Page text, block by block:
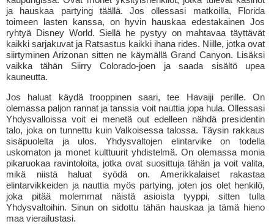
ja hauskaa partying täällä. Jos ollessasi matkoilla, Florida
toimeen lasten kanssa, on hyvin hauskaa edestakainen Jos
ryhtyä Disney World. Siellä he pystyy on mahtavaa täyttävät
kaikki sarjakuvat ja Ratsastus kaikki ihana rides. Niille, jotka ovat
siirtyminen Arizonan sitten ne käymällä Grand Canyon. Lisäksi
vaikka tähän Siirry Colorado-joen ja saada sisältö upea
kauneutta.
Jos haluat käydä trooppinen saari, tee Havaiji perille. On
olemassa paljon rannat ja tanssia voit nauttia jopa hula. Ollessasi
Yhdysvalloissa voit ei menetä out edelleen nähdä presidentin
talo, joka on tunnettu kuin Valkoisessa talossa. Täysin rakkaus
sisäpuolelta ja ulos. Yhdysvaltojen elintarvike on todella
uskomaton ja monet kulttuurit yhdistelmä. On olemassa monia
pikaruokaa ravintoloita, jotka ovat suosittuja tähän ja voit valita,
mikä niistä haluat syödä on. Amerikkalaiset rakastaa
elintarvikkeiden ja nauttia myös partying, joten jos olet henkilö,
joka pitää molemmat näistä asioista tyyppi, sitten tulla
Yhdysvaltoihin. Sinun on sidottu tähän hauskaa ja tämä hieno
maa vierailustasi.